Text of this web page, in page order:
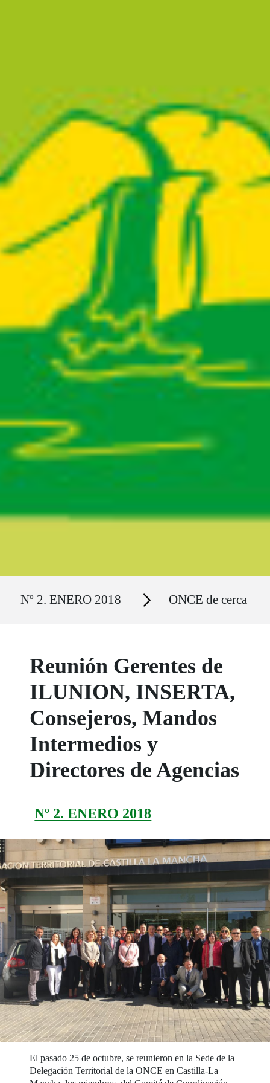
Nº 2. ENERO 2018 Secciones ONCE de cerca
Reunión Gerentes de
ILUNION, INSERTA,
Consejeros, Mandos
Intermedios y
Directores de Agencias
Nº 2. ENERO 2018
El pasado 25 de octubre, se reunieron en la Sede de la
Delegación Territorial de la ONCE en Castilla-La